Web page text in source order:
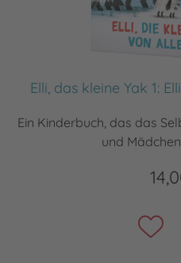
Elli, das kleine Yak 1:
Ein Kinderbuch, das das
und